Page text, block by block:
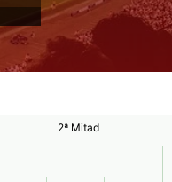
2ª Mitad